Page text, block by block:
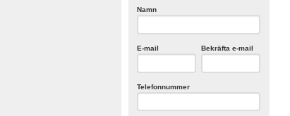
Namn
E-mail Bekräfta e-mail
Telefonnummer